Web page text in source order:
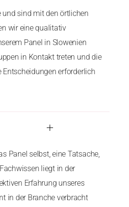
und sind mit den örtlichen
wir eine qualitativ
Panel in Slowenien
in Kontakt treten und die
erforderlich
Panel selbst, eine Tatsache,
liegt in der
Erfahrung unseres
in der Branche verbracht